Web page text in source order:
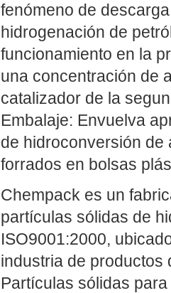
fenómeno de
hidrogenación de
funcionamiento en la
una concentración de
catalizador de la
Embalaje: Envuelva
de hidroconversión de
forrados en bolsas
Chempack es un
partículas sólidas de
ISO9001:2000,
industria de productos
Partículas sólidas